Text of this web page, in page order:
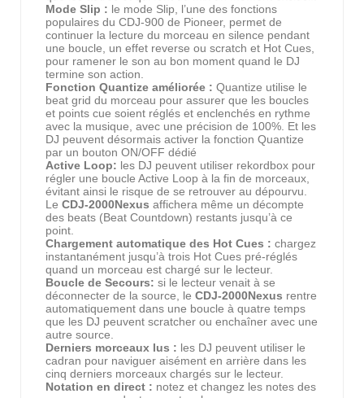
Mode Slip : le mode Slip, l’une des fonctions
populaires du CDJ-900 de Pioneer, permet de
continuer la lecture du morceau en silence pendant
une boucle, un effet reverse ou scratch et Hot Cues,
pour ramener le son au bon moment quand le DJ
termine son action.
Fonction Quantize améliorée : Quantize utilise le
beat grid du morceau pour assurer que les boucles
et points cue soient réglés et enclenchés en rythme
avec la musique, avec une précision de 100%. Et les
DJ peuvent désormais activer la fonction Quantize
par un bouton ON/OFF dédié
Active Loop: les DJ peuvent utiliser rekordbox pour
régler une boucle Active Loop à la fin de morceaux,
évitant ainsi le risque de se retrouver au dépourvu.
Le CDJ-2000Nexus affichera même un décompte
des beats (Beat Countdown) restants jusqu’à ce
point.
Chargement automatique des Hot Cues : chargez
instantanément jusqu’à trois Hot Cues pré-réglés
quand un morceau est chargé sur le lecteur.
Boucle de Secours: si le lecteur venait à se
déconnecter de la source, le CDJ-2000Nexus rentre
automatiquement dans une boucle à quatre temps
que les DJ peuvent scratcher ou enchaîner avec une
autre source.
Derniers morceaux lus : les DJ peuvent utiliser le
cadran pour naviguer aisément en arrière dans les
cinq derniers morceaux chargés sur le lecteur.
Notation en direct : notez et changez les notes des